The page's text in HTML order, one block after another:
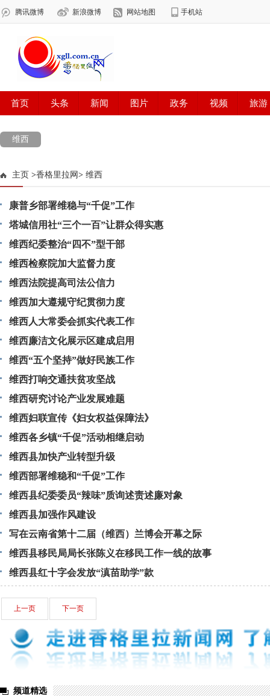
维西
主页 >香格里拉网 > 维西
康普乡部署维稳与“千促”工作
塔城信用社“三个一百”让群众得实惠
维西纪委整治“四不”型干部
维西检察院加大监督力度
维西法院提高司法公信力
维西加大遵规守纪贯彻力度
维西人大常委会抓实代表工作
维西廉洁文化展示区建成启用
维西“五个坚持”做好民族工作
维西打响交通扶贫攻坚战
维西研究讨论产业发展难题
维西妇联宣传《妇女权益保障法》
维西各乡镇“千促”活动相继启动
维西县加快产业转型升级
维西部署维稳和“千促”工作
维西县纪委委员“辣味”质询述责述廉对象
维西县加强作风建设
写在云南省第十二届（维西）兰博会开幕之际
维西县移民局局长张陈义在移民工作一线的故事
维西县红十字会发放“滇苗助学”款
上一页 下一页
频道精选